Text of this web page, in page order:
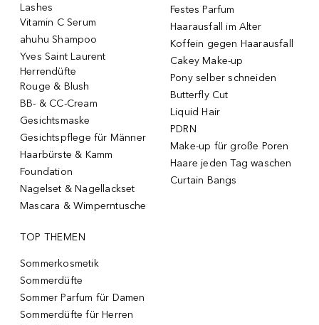
Lashes
Vitamin C Serum
ahuhu Shampoo
Yves Saint Laurent
Herrendüfte
Rouge & Blush
BB- & CC-Cream
Gesichtsmaske
Gesichtspflege für Männer
Haarbürste & Kamm
Foundation
Nagelset & Nagellackset
Mascara & Wimperntusche
Festes Parfum
Haarausfall im Alter
Koffein gegen Haarausfall
Cakey Make-up
Pony selber schneiden
Butterfly Cut
Liquid Hair
PDRN
Make-up für große Poren
Haare jeden Tag waschen
Curtain Bangs
TOP THEMEN
Sommerkosmetik
Sommerdüfte
Sommer Parfum für Damen
Sommerdüfte für Herren